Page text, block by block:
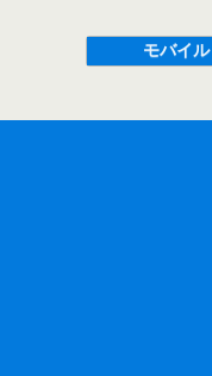
モバイル